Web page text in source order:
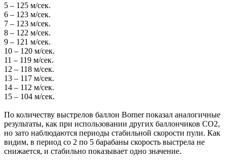
5 – 125 м/сек.
6 – 123 м/сек.
7 – 123 м/сек.
8 – 122 м/сек.
9 – 121 м/сек.
10 – 120 м/сек.
11 – 119 м/сек.
12 – 118 м/сек.
13 – 117 м/сек.
14 – 112 м/сек.
15 – 104 м/сек.
По количеству выстрелов баллон Borner показал аналогичные
результаты, как при использовании других баллончиков CO2,
но зато наблюдаются периоды стабильной скорости пули. Как
видим, в период со 2 по 5 барабаны скорость выстрела не
снижается, и стабильно показывает одно значение.